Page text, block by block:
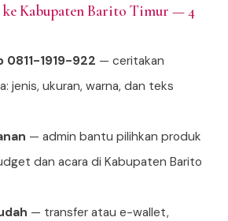
ke Kabupaten Barito Timur — 4
0811-1919-922 — ceritakan
jenis, ukuran, warna, dan teks
— admin bantu pilihkan produk
dan acara di Kabupaten Barito
— transfer atau e-wallet,